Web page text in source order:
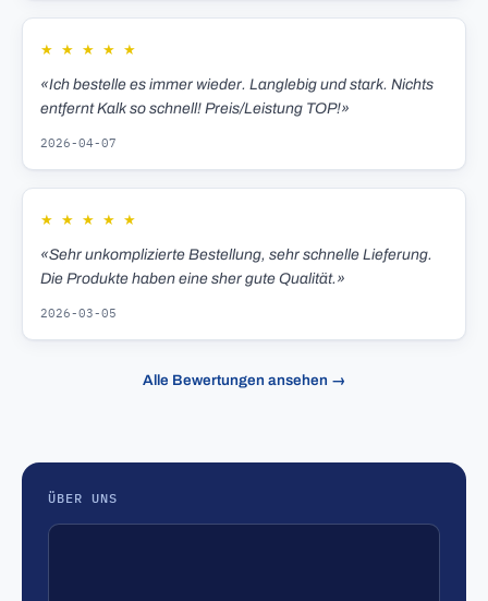
★ ★ ★ ★ ★
«Ich bestelle es immer wieder. Langlebig und stark. Nichts
entfernt Kalk so schnell! Preis/Leistung TOP!»
2026-04-07
★ ★ ★ ★ ★
«Sehr unkomplizierte Bestellung, sehr schnelle Lieferung.
Die Produkte haben eine sher gute Qualität.»
2026-03-05
Alle Bewertungen ansehen →
ÜBER UNS